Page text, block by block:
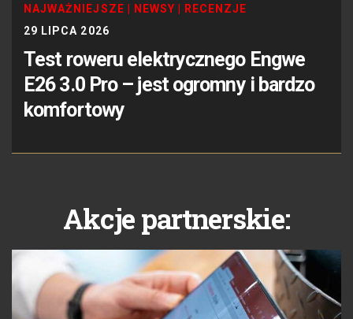
NAJWAŻNIEJSZE NEWSY
RECENZJE
29 LIPCA 2026
Test roweru elektrycznego Engwe
E26 3.0 Pro – jest ogromny i bardzo
komfortowy
Akcje partnerskie: